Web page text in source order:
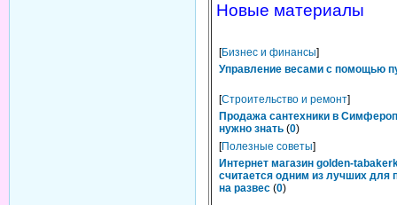
Новые материалы
[Бизнес и финансы]
Управление весами с помощью
[Строительство и ремонт]
Продажа сантехники в
нужно знать (0)
[Полезные советы]
Интернет магазин golden-
считается одним из лучших для
на развес (0)